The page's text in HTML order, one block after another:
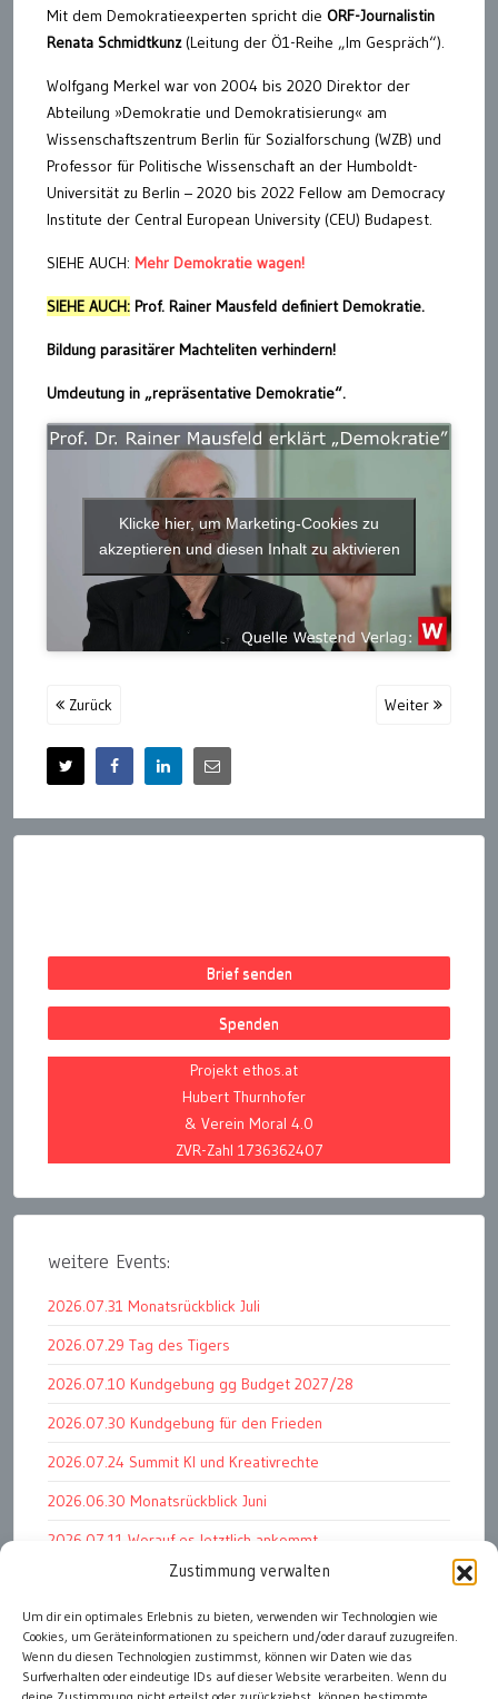
Zustimmung verwalten
Um dir ein optimales Erlebnis zu bieten, verwenden wir Technologien wie
Cookies, um Geräteinformationen zu speichern und/oder darauf zuzugreifen.
Wenn du diesen Technologien zustimmst, können wir Daten wie das
Surfverhalten oder eindeutige IDs auf dieser Website verarbeiten. Wenn du
Mit dem Demokratieexperten spricht die ORF-Journalistin
Renata Schmidtkunz (Leitung der Ö1-Reihe „Im Gespräch“).
Wolfgang Merkel war von 2004 bis 2020 Direktor der
Abteilung »Demokratie und Demokratisierung« am
Wissenschaftszentrum Berlin für Sozialforschung (WZB) und
Professor für Politische Wissenschaft an der Humboldt-
Universität zu Berlin – 2020 bis 2022 Fellow am Democracy
Institute der Central European University (CEU) Budapest.
SIEHE AUCH: Mehr Demokratie wagen!
SIEHE AUCH: Prof. Rainer Mausfeld definiert Demokratie.
Bildung parasitärer Machteliten verhindern!
Umdeutung in „repräsentative Demokratie“.
Klicke hier, um Marketing-Cookies zu
akzeptieren und diesen Inhalt zu aktivieren
Zurück Weiter
Brief senden
Spenden
Projekt ethos.at
Hubert Thurnhofer
& Verein Moral 4.0
ZVR-Zahl 1736362407
weitere Events:
2026.07.31 Monatsrückblick Juli
2026.07.29 Tag des Tigers
2026.07.10 Kundgebung gg Budget 2027/28
2026.07.30 Kundgebung für den Frieden
2026.07.24 Summit KI und Kreativrechte
2026.06.30 Monatsrückblick Juni
2026.07.11 Worauf es letztlich ankommt
2026.07.01 Markenwert Studie 2026
2026.07.07 Open Space im Weltmuseum
2026.06.26 PK Wirtschaftsminister und APG Vorstand